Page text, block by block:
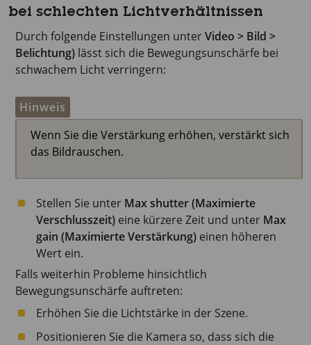
bei schlechten Lichtverhältnissen
Durch folgende Einstellungen unterVideo > Bild >
Belichtung) lässt sich die Bewegungsunschärfe bei
schwachem Licht verringern:
Hinweis
Wenn Sie die Verstärkung erhöhen, verstärkt sich
das Bildrauschen.
Stellen Sie unter Max shutter (Maximierte
Verschlusszeit) eine kürzere Zeit und unter Max
gain (Maximierte Verstärkung) einen höheren
Wert ein.
Falls weiterhin Probleme hinsichtlich
Bewegungsunschärfe auftreten:
Erhöhen Sie die Lichtstärke in der Szene.
Positionieren Sie die Kamera so, dass sich die